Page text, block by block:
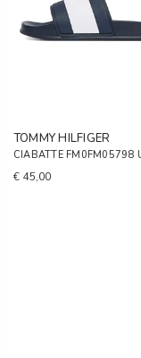
TOMMY HILFIGER
CIABATTE FM0FM05798
€ 45,00